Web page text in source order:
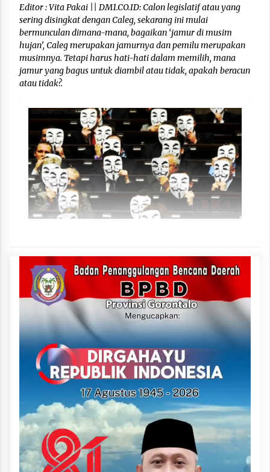
Editor : Vita Pakai || DM1.CO.ID: Calon legislatif atau yang
sering disingkat dengan Caleg, sekarang ini mulai
bermunculan dimana-mana, bagaikan ‘jamur di musim
hujan’, Caleg merupakan jamurnya dan pemilu merupakan
musimnya. Tetapi harus hati-hati dalam memilih, mana
jamur yang bagus untuk diambil atau tidak, apakah beracun
atau tidak?.